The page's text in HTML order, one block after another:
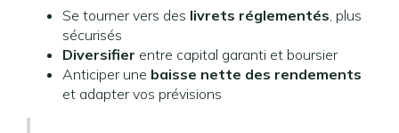
Se tourner vers des livrets réglementés, plus
sécurisés
Diversifier entre capital garanti et boursier
Anticiper une baisse nette des rendements
et adapter vos prévisions